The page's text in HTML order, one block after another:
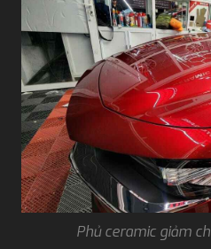
Phủ ceramic giảm